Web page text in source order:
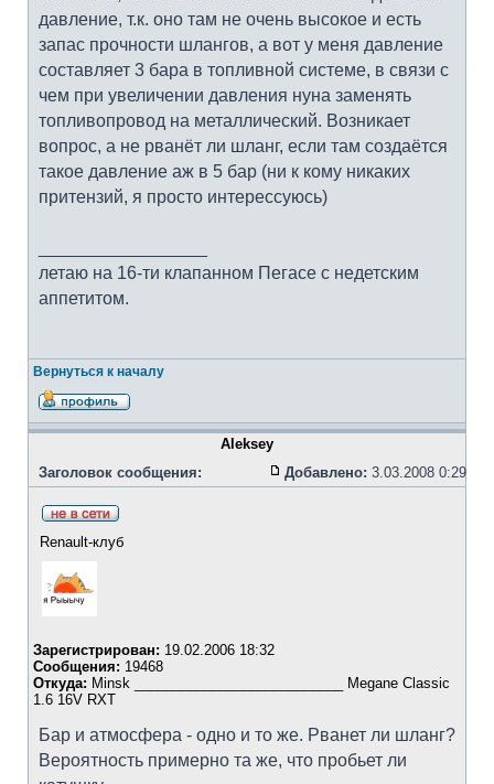
давление, т.к. оно там не очень высокое и есть
запас прочности шлангов, а вот у меня давление
составляет 3 бара в топливной системе, в связи с
чем при увеличении давления нуна заменять
топливопровод на металлический. Возникает
вопрос, а не рванёт ли шланг, если там создаётся
такое давление аж в 5 бар (ни к кому никаких
притензий, я просто интерессуюсь)
летаю на 16-ти клапанном Пегасе с недетским
аппетитом.
Вернуться к началу
Aleksey
Заголовок сообщения:
Добавлено: 3.03.2008 0:29
Renault-клуб
Зарегистрирован: 19.02.2006 18:32
Сообщения: 19468
Откуда: Minsk ___________________________ Megane Classic
1.6 16V RXT
Бар и атмосфера - одно и то же. Рванет ли шланг?
Вероятность примерно та же, что пробьет ли